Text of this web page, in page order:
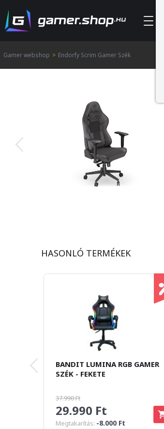
Gamer webshop > Endorfy Scrim Gamer Szék
HASONLÓ TERMÉKEK
BANDIT LUMINA RGB GAMER
SZÉK - FEKETE
37.990 Ft
29.990 Ft
Megtakarítás: -8.000 Ft